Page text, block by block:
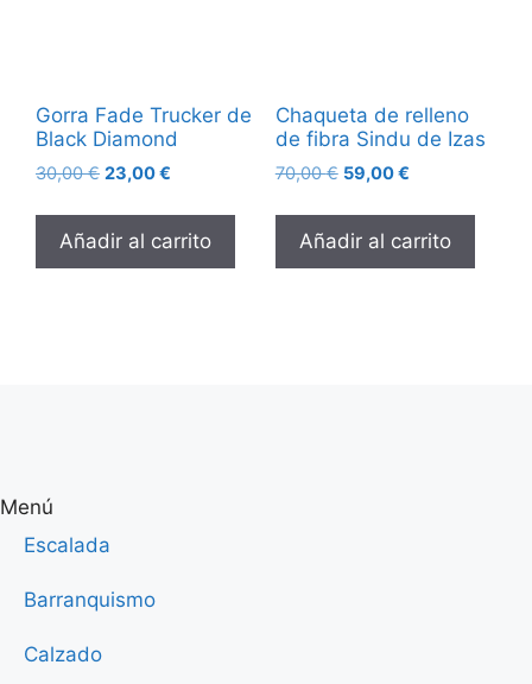
Gorra Fade Trucker de
Black Diamond
30,00€ 23,00€
Añadir al carrito
Chaqueta de relleno
de fibra Sindu de Izas
70,00€ 59,00€
Añadir al carrito
Menú
Escalada
Barranquismo
Calzado